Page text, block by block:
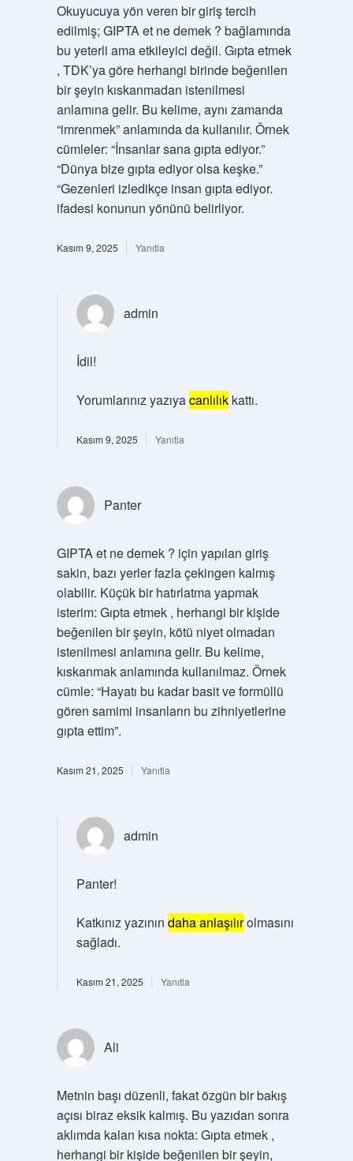
Okuyucuya yön veren bir giriş tercih
edilmiş; GIPTA et ne demek ? bağlamında
bu yeterli ama etkileyici değil. Gıpta etmek
, TDK’ya göre herhangi birinde beğenilen
bir şeyin kıskanmadan istenilmesi
anlamına gelir. Bu kelime, aynı zamanda
“imrenmek” anlamında da kullanılır. Örnek
cümleler: “İnsanlar sana gıpta ediyor.”
“Dünya bize gıpta ediyor olsa keşke.”
“Gezenleri izledikçe insan gıpta ediyor.
ifadesi konunun yönünü belirliyor.
Kasım 9, 2025 Yanıtla
admin
İdil!
Yorumlarınız yazıyacanlılıkkattı.
Kasım 9, 2025 Yanıtla
Panter
GIPTA et ne demek ? için yapılan giriş
sakin, bazı yerler fazla çekingen kalmış
olabilir. Küçük bir hatırlatma yapmak
isterim: Gıpta etmek , herhangi bir kişide
beğenilen bir şeyin, kötü niyet olmadan
istenilmesi anlamına gelir. Bu kelime,
kıskanmak anlamında kullanılmaz. Örnek
cümle: “Hayatı bu kadar basit ve formüllü
gören samimi insanların bu zihniyetlerine
gıpta ettim”.
Kasım 21, 2025 Yanıtla
admin
Panter!
Katkınız yazının daha anlaşılırolmasını
sağladı.
Kasım 21, 2025 Yanıtla
Ali
Metnin başı düzenli, fakat özgün bir bakış
açısı biraz eksik kalmış. Bu yazıdan sonra
aklımda kalan kısa nokta: Gıpta etmek ,
herhangi bir kişide beğenilen bir şeyin,